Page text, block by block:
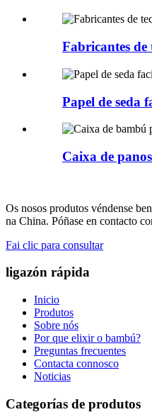
Fabricantes
Papel de seda
Caixa de
Os nosos produtos véndense
na China. Póñase en contacto
Fai clic para consultar
ligazón rápida
Inicio
Produtos
Sobre nós
Por que elixir o bambú?
Preguntas frecuentes
Contacta connosco
Noticias
Categorías de produtos